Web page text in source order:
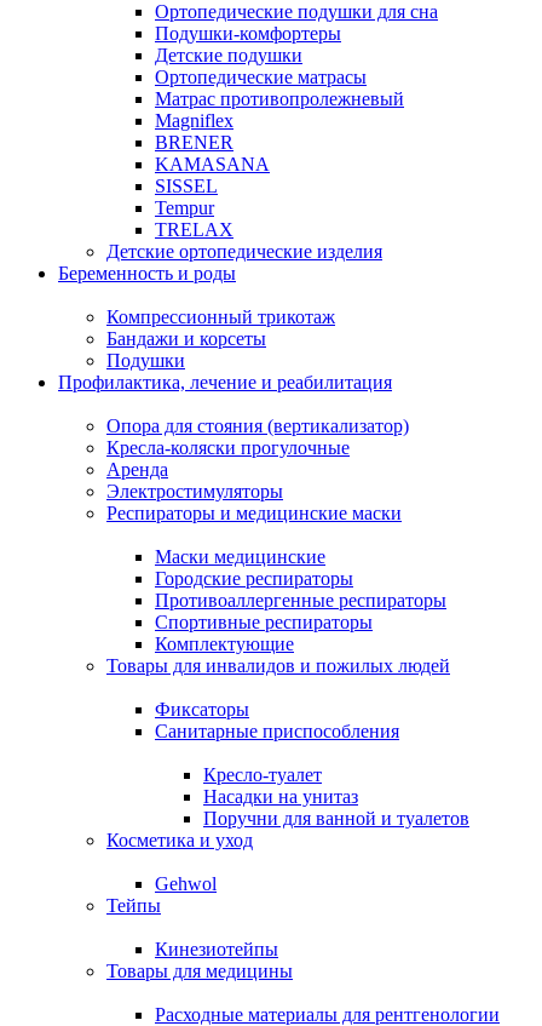
Ортопедические подушки для сна
Подушки-комфортеры
Детские подушки
Ортопедические матрасы
Матрас противопролежневый
Magniflex
BRENER
KAMASANA
SISSEL
Tempur
TRELAX
Детские ортопедические изделия
Беременность и роды
Компрессионный трикотаж
Бандажи и корсеты
Подушки
Профилактика, лечение и реабилитация
Опора для стояния (вертикализатор)
Кресла-коляски прогулочные
Аренда
Электростимуляторы
Респираторы и медицинские маски
Маски медицинские
Городские респираторы
Противоаллергенные респираторы
Спортивные респираторы
Комплектующие
Товары для инвалидов и пожилых людей
Фиксаторы
Санитарные приспособления
Кресло-туалет
Насадки на унитаз
Поручни для ванной и туалетов
Косметика и уход
Gehwol
Тейпы
Кинезиотейпы
Товары для медицины
Расходные материалы для рентгенологии